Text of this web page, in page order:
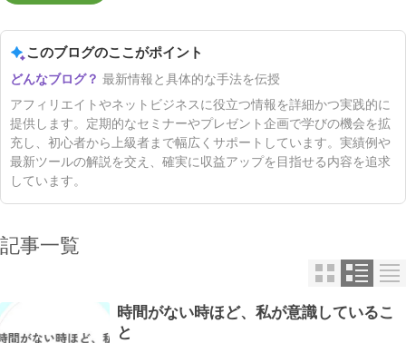
このブログのここがポイント
最新情報と具体的な手法を伝授
アフィリエイトやネットビジネスに役立つ情報を詳細かつ実践的に
提供します。定期的なセミナーやプレゼント企画で学びの機会を拡
充し、初心者から上級者まで幅広くサポートしています。実績例や
最新ツールの解説を交え、確実に収益アップを目指せる内容を追求
しています。
記事一覧
時間がない時ほど、私が意識しているこ
と